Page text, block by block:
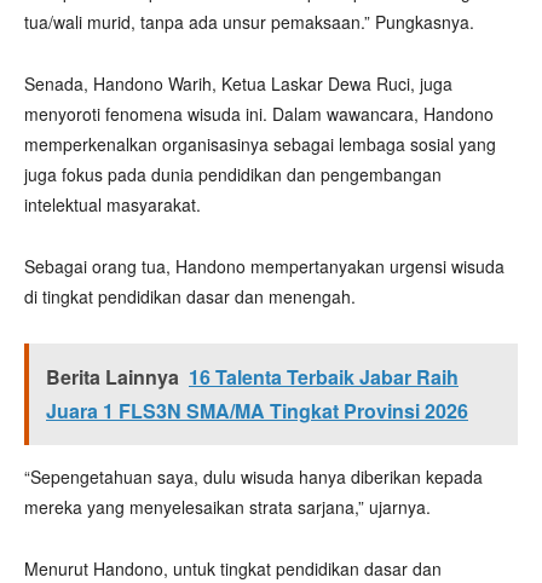
tua/wali murid, tanpa ada unsur pemaksaan.” Pungkasnya.
Senada, Handono Warih, Ketua Laskar Dewa Ruci, juga
menyoroti fenomena wisuda ini. Dalam wawancara, Handono
memperkenalkan organisasinya sebagai lembaga sosial yang
juga fokus pada dunia pendidikan dan pengembangan
intelektual masyarakat.
Sebagai orang tua, Handono mempertanyakan urgensi wisuda
di tingkat pendidikan dasar dan menengah.
Berita Lainnya 16 Talenta Terbaik Jabar Raih
Juara 1 FLS3N SMA/MA Tingkat Provinsi 2026
“Sepengetahuan saya, dulu wisuda hanya diberikan kepada
mereka yang menyelesaikan strata sarjana,” ujarnya.
Menurut Handono, untuk tingkat pendidikan dasar dan